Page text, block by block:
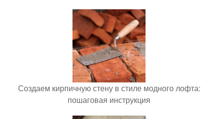
Создаем кирпичную стену в стиле модного лофта:
пошаговая инструкция